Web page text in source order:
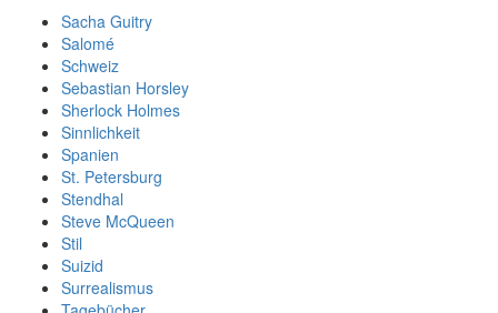
Sacha Guitry
Salomé
Schweiz
Sebastian Horsley
Sherlock Holmes
Sinnlichkeit
Spanien
St. Petersburg
Stendhal
Steve McQueen
Stil
Suizid
Surrealismus